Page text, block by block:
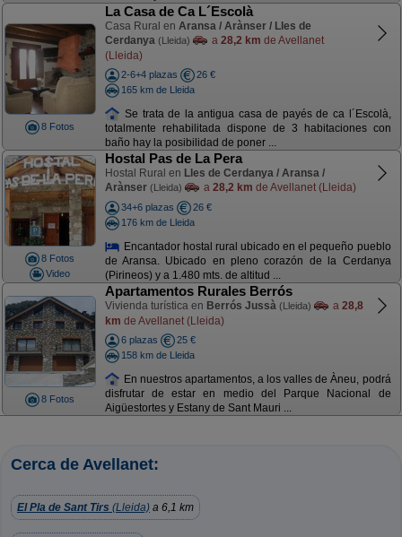
8 Fotos
La Casa de Ca L´Escolà
Casa Rural en Aransa / Arànser / Lles de
Cerdanya (Lleida) a 28,2 km de Avellanet
(Lleida)
2-6+4 plazas
26 €
165 km de Lleida
Se trata de la antigua casa de payés de ca l´Escolà,
totalmente rehabilitada dispone de 3 habitaciones con
baño hay la posibilidad de poner ...
8 Fotos
Video
Hostal Pas de La Pera
Hostal Rural en Lles de Cerdanya / Aransa /
Arànser (Lleida) a 28,2 km de Avellanet (Lleida)
34+6 plazas
26 €
176 km de Lleida
Encantador hostal rural ubicado en el pequeño pueblo
de Aransa. Ubicado en pleno corazón de la Cerdanya
(Pirineos) y a 1.480 mts. de altitud ...
8 Fotos
Apartamentos Rurales Berrós
Vivienda turística en Berrós Jussà (Lleida) a 28,8
km de Avellanet (Lleida)
6 plazas
25 €
158 km de Lleida
En nuestros apartamentos, a los valles de Àneu, podrá
disfrutar de estar en medio del Parque Nacional de
Aigüestortes y Estany de Sant Mauri ...
Cerca de Avellanet:
El Pla de Sant Tirs (Lleida) a 6,1 km